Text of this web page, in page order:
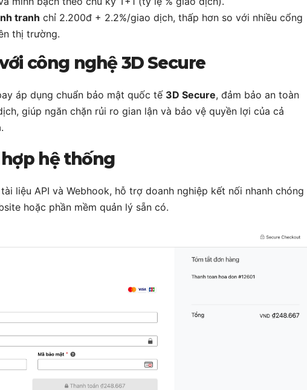
tranh chỉ 2.200đ + 2.2%/giao dịch, thấp hơn so với nhiều cổng
thị trường.
công nghệ 3D Secure
áp dụng chuẩn bảo mật quốc tế 3D Secure, đảm bảo an toàn
giúp ngăn chặn rủi ro gian lận và bảo vệ quyền lợi của cả
hệ thống
liệu API và Webhook, hỗ trợ doanh nghiệp kết nối nhanh chóng
hoặc phần mềm quản lý sẵn có.